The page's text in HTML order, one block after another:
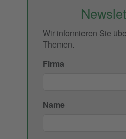
Wir informieren Sie
Themen.
Firma
Name